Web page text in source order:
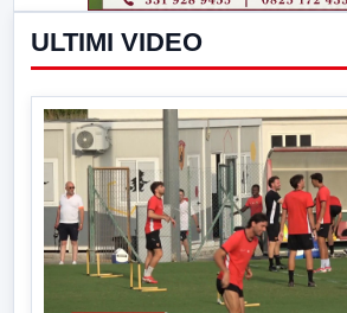
ULTIMI VIDEO